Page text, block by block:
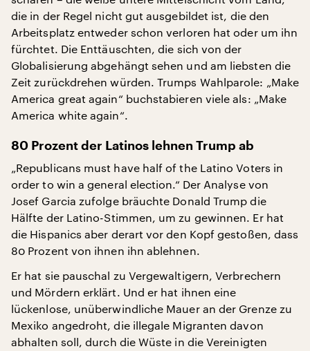
die in der Regel nicht gut ausgebildet ist, die den
Arbeitsplatz entweder schon verloren hat oder um ihn
fürchtet. Die Enttäuschten, die sich von der
Globalisierung abgehängt sehen und am liebsten die
Zeit zurückdrehen würden. Trumps Wahlparole: „Make
America great again“ buchstabieren viele als: „Make
America white again“.
80 Prozent der Latinos lehnen Trump ab
„Republicans must have half of the Latino Voters in
order to win a general election.“ Der Analyse von
Josef Garcia zufolge bräuchte Donald Trump die
Hälfte der Latino-Stimmen, um zu gewinnen. Er hat
die Hispanics aber derart vor den Kopf gestoßen, dass
80 Prozent von ihnen ihn ablehnen.
Er hat sie pauschal zu Vergewaltigern, Verbrechern
und Mördern erklärt. Und er hat ihnen eine
lückenlose, unüberwindliche Mauer an der Grenze zu
Mexiko angedroht, die illegale Migranten davon
abhalten soll, durch die Wüste in die Vereinigten